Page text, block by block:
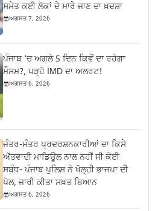
ਸਮੇਤ ਕਈ ਲੋਕਾਂ ਦੇ ਮਾਰੇ ਜਾਣ ਦਾ ਖ਼ਦਸ਼ਾ
ਅਗਸਤ 7, 2026
ਪੰਜਾਬ ‘ਚ ਅਗਲੇ 5 ਦਿਨ ਕਿਵੇਂ ਦਾ ਰਹੇਗਾ
ਮੌਸਮ?, ਪੜ੍ਹੋ IMD ਦਾ ਅਲਰਟ!
ਅਗਸਤ 6, 2026
ਜੰਤਰ-ਮੰਤਰ ਪ੍ਰਦਰਸ਼ਨਕਾਰੀਆਂ ਦਾ ਕਿਸੇ
ਅੱਤਵਾਦੀ ਮਾਡਿਊਲ ਨਾਲ ਨਹੀਂ ਸੀ ਕੋਈ
ਸਬੰਧ- ਪੰਜਾਬ ਪੁਲਿਸ ਨੇ ਖੋਲ੍ਹੀ ਭਾਜਪਾ ਦੀ
ਪੋਲ, ਜਾਰੀ ਕੀਤਾ ਸਖ਼ਤ ਬਿਆਨ
ਅਗਸਤ 6, 2026